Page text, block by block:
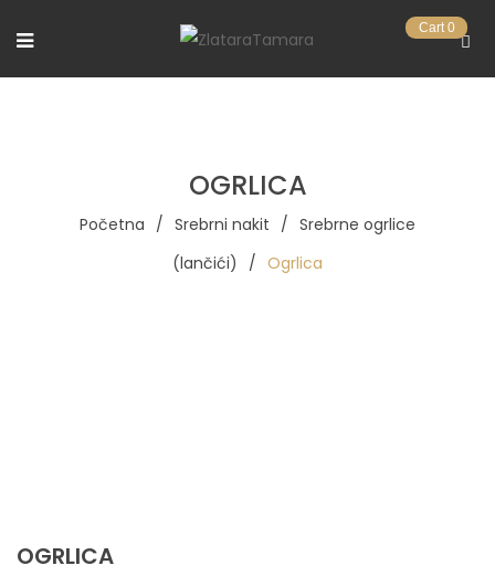
Cart 0
OGRLICA
Početna / Srebrni nakit / Srebrne ogrlice
(lančići)
/ Ogrlica
OGRLICA